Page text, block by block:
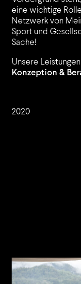
DE
eine wichtige
Netzwerk von
Sport und
Sache!
Unsere
Konzeption &
2020